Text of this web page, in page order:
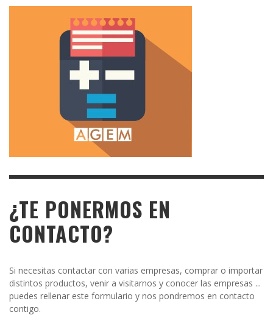
¿TE PONERMOS EN
CONTACTO?
Si necesitas contactar con varias empresas, comprar o importar
distintos productos, venir a visitarnos y conocer las empresas ...
puedes rellenar este formulario y nos pondremos en contacto
contigo.